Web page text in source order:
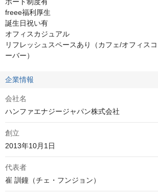
ポート制度有
freee福利厚生
誕生日祝い有
オフィスカジュアル
リフレッシュスペースあり（カフェ/オフィス
ーバー）
企業情報
会社名
ハンファエナジージャパン株式会社
創立
代表者
崔 訓鐘（チェ・フンジョン）